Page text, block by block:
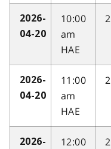
2026-
04-20
10:00
am
HAE
2
2026-
04-20
11:00
am
HAE
2
2026-
12:00
2